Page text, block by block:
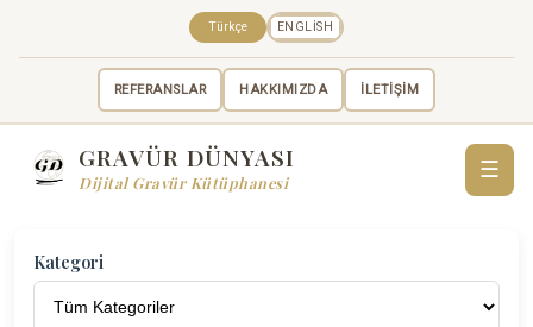
REFERANSLAR HAKKIMIZDA İLETİŞİM
Türkçe ENGLISH
GRAVÜR DÜNYASI
Dijital Gravür Kütüphanesi
☰
Kategori